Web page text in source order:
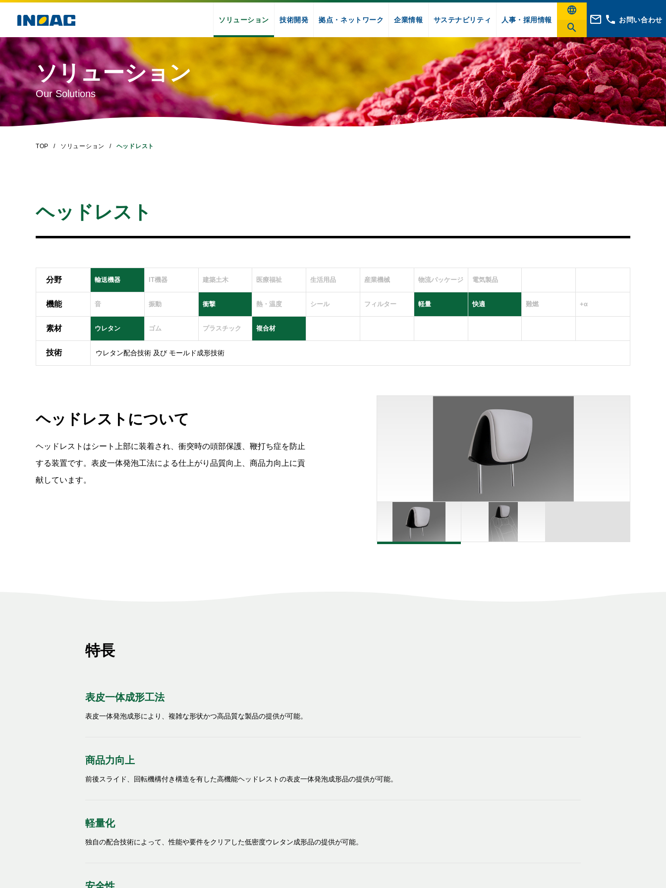
ソリューション 技術開発 拠点・ネットワーク 企業情報 サステナビリティ 人事・採用情報 お問い合わせ
ソリューション
Our Solutions
TOP ソリューション ヘッドレスト
ヘッドレスト
分野 輸送機器 IT機器 建築土木 医療福祉 生活用品 産業機械 物流パッケージ 電気製品
機能 音 振動 衝撃 熱・温度 シール フィルター 軽量 快適 難燃 +α
素材 ウレタン ゴム プラスチック 複合材
技術 ウレタン配合技術 及び モールド成形技術
ヘッドレストについて
ヘッドレストはシート上部に装着され、衝突時の頭部保護、鞭打ち症を防止
する装置です。表皮一体発泡工法による仕上がり品質向上、商品力向上に貢
献しています。
特長
表皮一体成形工法
表皮一体発泡成形により、複雑な形状かつ高品質な製品の提供が可能。
商品力向上
前後スライド、回転機構付き構造を有した高機能ヘッドレストの表皮一体発泡成形品の提供が可能。
軽量化
独自の配合技術によって、性能や要件をクリアした低密度ウレタン成形品の提供が可能。